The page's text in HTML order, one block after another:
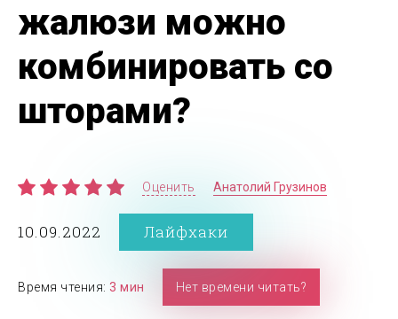
жалюзи можно
комбинировать со
шторами?
Оценить Анатолий Грузинов
10.09.2022 Лайфхаки
Время чтения: 3 мин Нет времени читать?